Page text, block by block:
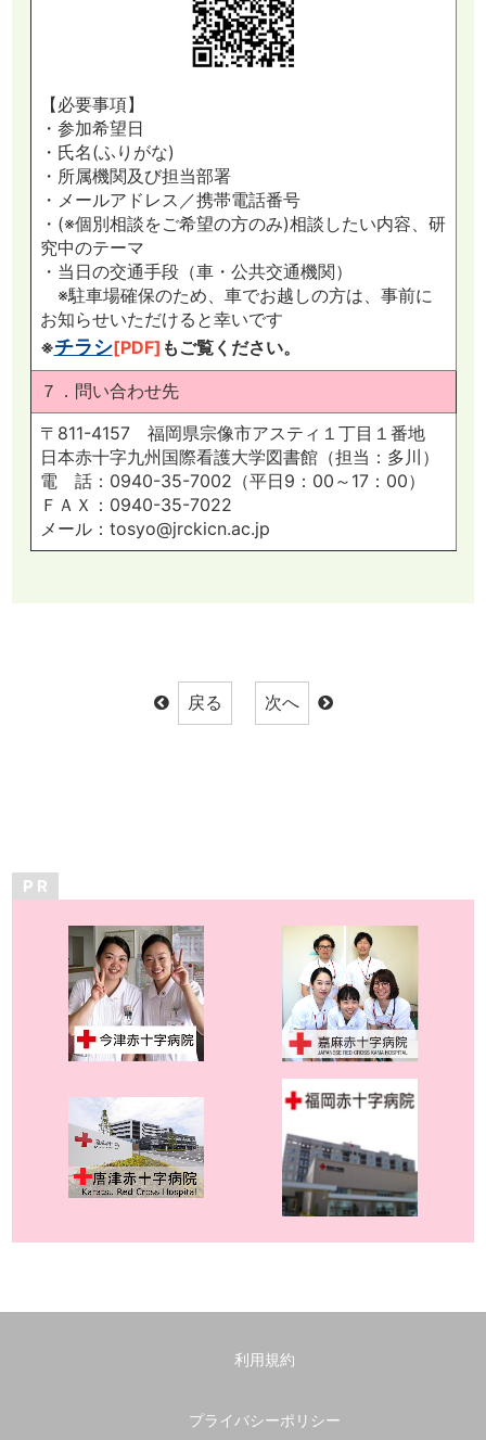
【必要事項】
・参加希望日
・氏名(ふりがな)
・所属機関及び担当部署
・メールアドレス／携帯電話番号
・(※個別相談をご希望の方のみ)相談したい内容、研
究中のテーマ
・当日の交通手段（車・公共交通機関）
※駐車場確保のため、車でお越しの方は、事前に
お知らせいただけると幸いです
※チラシ[PDF] もご覧ください。
７．問い合わせ先
〒811-4157 福岡県宗像市アスティ１丁目１番地
日本赤十字九州国際看護大学図書館（担当：多川）
電 話：0940-35-7002（平日9：00～17：00）
ＦＡＸ：0940-35-7022
メール：tosyo@jrckicn.ac.jp
P R
利用規約
プライバシーポリシー